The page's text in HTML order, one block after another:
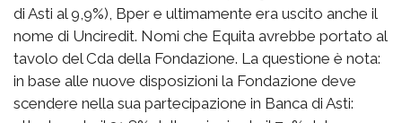
di Asti al 9,9%), Bper e ultimamente era uscito anche il
nome di Unciredit. Nomi che Equita avrebbe portato al
tavolo del Cda della Fondazione. La questione è nota:
in base alle nuove disposizioni la Fondazione deve
scendere nella sua partecipazione in Banca di Asti: